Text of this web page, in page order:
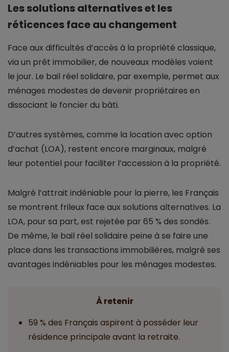
Les solutions alternatives et les
réticences face au changement
Face aux difficultés d’accès à la propriété classique,
via un prêt immobilier, de nouveaux modèles voient
le jour. Le bail réel solidaire, par exemple, permet aux
ménages modestes de devenir propriétaires en
dissociant le foncier du bâti.
D’autres systèmes, comme la location avec option
d’achat (LOA), restent encore marginaux, malgré
leur potentiel pour faciliter l’accession à la propriété.
Malgré l’attrait indéniable pour la pierre, les Français
se montrent frileux face aux solutions alternatives. La
LOA, pour sa part, est rejetée par 65 % des sondés.
De même, le bail réel solidaire peine à se faire une
place dans les transactions immobilières, malgré ses
avantages indéniables pour les ménages modestes.
À retenir
59 % des Français aspirent à posséder leur
résidence principale avant la retraite.